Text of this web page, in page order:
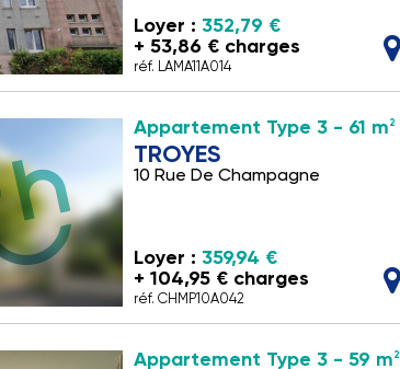
Loyer : 352,79 €
+ 53,86 € charges
réf. LAMA11A014
Appartement Type 3 - 61 m 2
TROYES
10 Rue De Champagne
Loyer : 359,94 €
+ 104,95 € charges
réf. CHMP10A042
Appartement Type 3 - 59 m 2